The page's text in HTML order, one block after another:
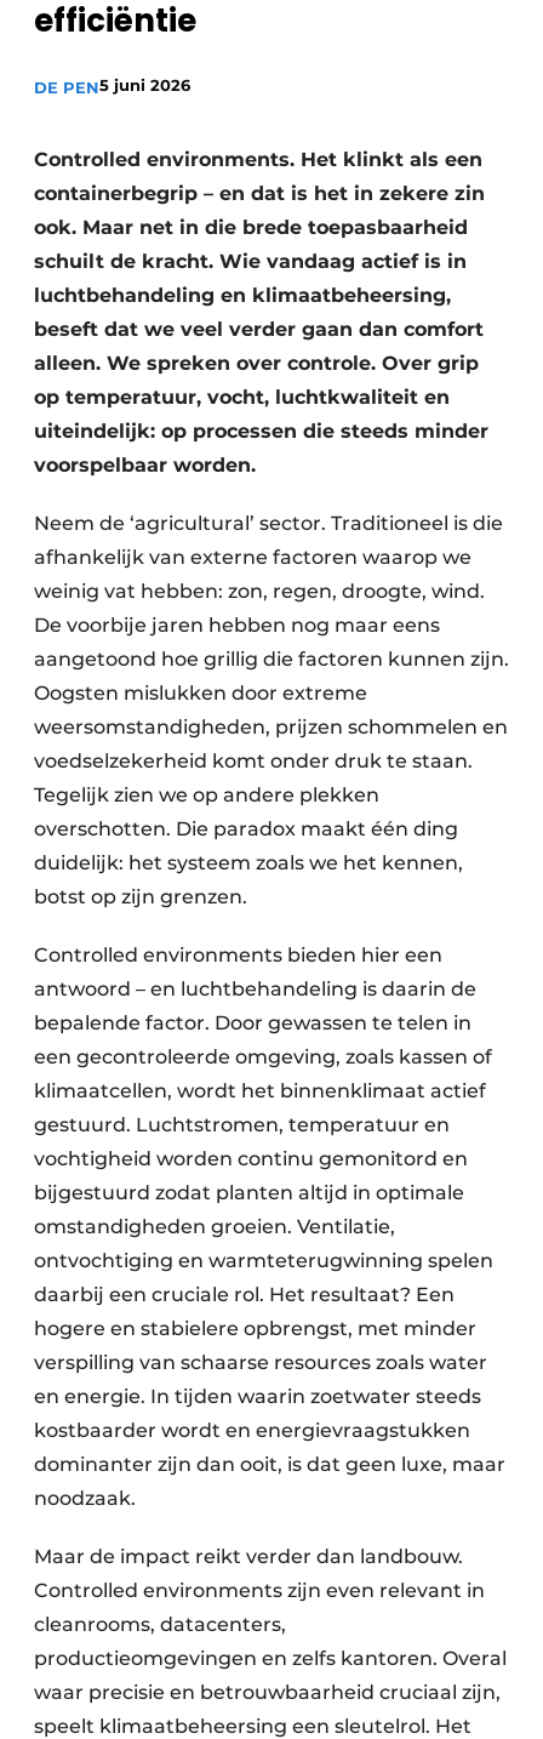
Vacature aanmelden
Vacatures
efficiëntie
DE PEN5 juni 2026
Controlled environments. Het klinkt als een
containerbegrip – en dat is het in zekere zin
ook. Maar net in die brede toepasbaarheid
schuilt de kracht. Wie vandaag actief is in
luchtbehandeling en klimaatbeheersing,
beseft dat we veel verder gaan dan comfort
alleen. We spreken over controle. Over grip
op temperatuur, vocht, luchtkwaliteit en
uiteindelijk: op processen die steeds minder
voorspelbaar worden.
Neem de ‘agricultural’ sector. Traditioneel is die
afhankelijk van externe factoren waarop we
weinig vat hebben: zon, regen, droogte, wind.
De voorbije jaren hebben nog maar eens
aangetoond hoe grillig die factoren kunnen zijn.
Oogsten mislukken door extreme
weersomstandigheden, prijzen schommelen en
voedselzekerheid komt onder druk te staan.
Tegelijk zien we op andere plekken
overschotten. Die paradox maakt één ding
duidelijk: het systeem zoals we het kennen,
botst op zijn grenzen.
Controlled environments bieden hier een
antwoord – en luchtbehandeling is daarin de
bepalende factor. Door gewassen te telen in
een gecontroleerde omgeving, zoals kassen of
klimaatcellen, wordt het binnenklimaat actief
gestuurd. Luchtstromen, temperatuur en
vochtigheid worden continu gemonitord en
bijgestuurd zodat planten altijd in optimale
omstandigheden groeien. Ventilatie,
ontvochtiging en warmteterugwinning spelen
daarbij een cruciale rol. Het resultaat? Een
hogere en stabielere opbrengst, met minder
verspilling van schaarse resources zoals water
en energie. In tijden waarin zoetwater steeds
kostbaarder wordt en energievraagstukken
dominanter zijn dan ooit, is dat geen luxe, maar
noodzaak.
Maar de impact reikt verder dan landbouw.
Controlled environments zijn even relevant in
cleanrooms, datacenters,
productieomgevingen en zelfs kantoren. Overal
waar precisie en betrouwbaarheid cruciaal zijn,
speelt klimaatbeheersing een sleutelrol. Het